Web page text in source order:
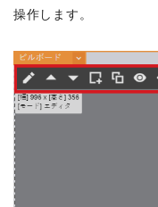
操作します。